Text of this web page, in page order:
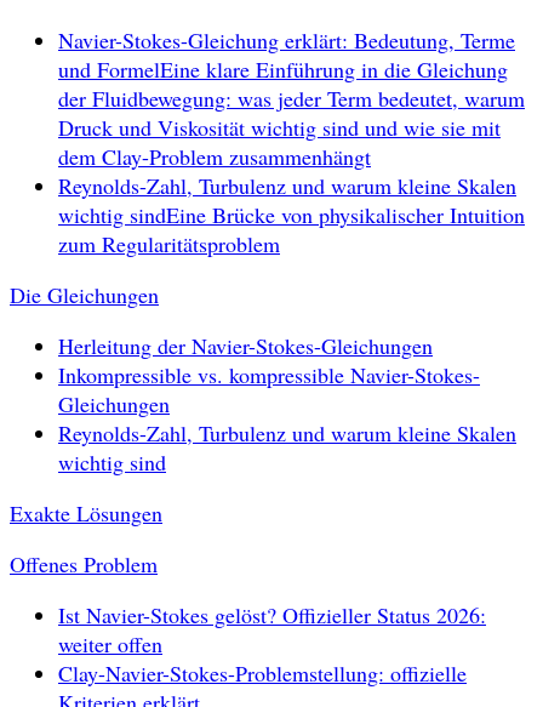
Navier-Stokes-Gleichung erklärt: Bedeutung, Terme
und FormelEine klare Einführung in die Gleichung
der Fluidbewegung: was jeder Term bedeutet, warum
Druck und Viskosität wichtig sind und wie sie mit
dem Clay-Problem zusammenhängt
Reynolds-Zahl, Turbulenz und warum kleine Skalen
wichtig sindEine Brücke von physikalischer Intuition
zum Regularitätsproblem
Die Gleichungen
Herleitung der Navier-Stokes-Gleichungen
Inkompressible vs. kompressible Navier-Stokes-
Gleichungen
Reynolds-Zahl, Turbulenz und warum kleine Skalen
wichtig sind
Exakte Lösungen
Offenes Problem
Ist Navier-Stokes gelöst? Offizieller Status 2026:
weiter offen
Clay-Navier-Stokes-Problemstellung: offizielle